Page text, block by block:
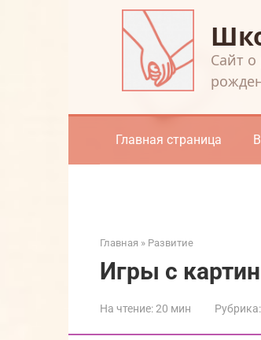
Cайт
Главная страница
Главная » Развитие
Игры с
На чтение:20 мин Рубрика: